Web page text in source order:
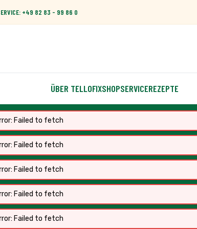
+49 82 83 - 99 86 0
ÜBER TELLOFIXSHOPSERVICEREZEPTE
Failed to fetch
Failed to fetch
Failed to fetch
Failed to fetch
Failed to fetch